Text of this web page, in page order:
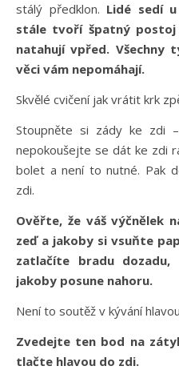
stálý předklon. Lidé sedí
stále tvoří špatný
natahují vpřed.
věci vám nepomáhají.
Skvělé cvičení jak vrátit krk
Stoupněte si zády ke zdi
nepokoušejte se dát ke zdi
bolet a není to nutné. Pak
zdi.
Ověřte, že váš výčnělek
zeď a jakoby si vsuňte
zatlačíte bradu
jakoby posune nahoru.
Není to soutěž v kývání
Zvedejte ten bod na
tlačte hlavou do zdi.